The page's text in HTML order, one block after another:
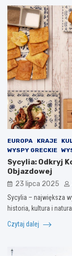
EUROPA KRAJE
WYSPY GRECKIE
Sycylia: Odkryj
Objazdowej
23 lipca 2025
Sycylia – największa
historia, kultura i
Czytaj dalej